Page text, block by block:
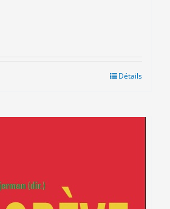
Détails